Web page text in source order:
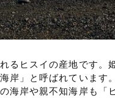
るヒスイの産地です。
岸」と呼ばれています
海岸や親不知海岸も「